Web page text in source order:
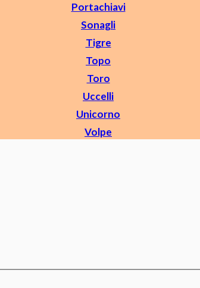
Portachiavi
Sonagli
Tigre
Topo
Toro
Uccelli
Unicorno
Volpe